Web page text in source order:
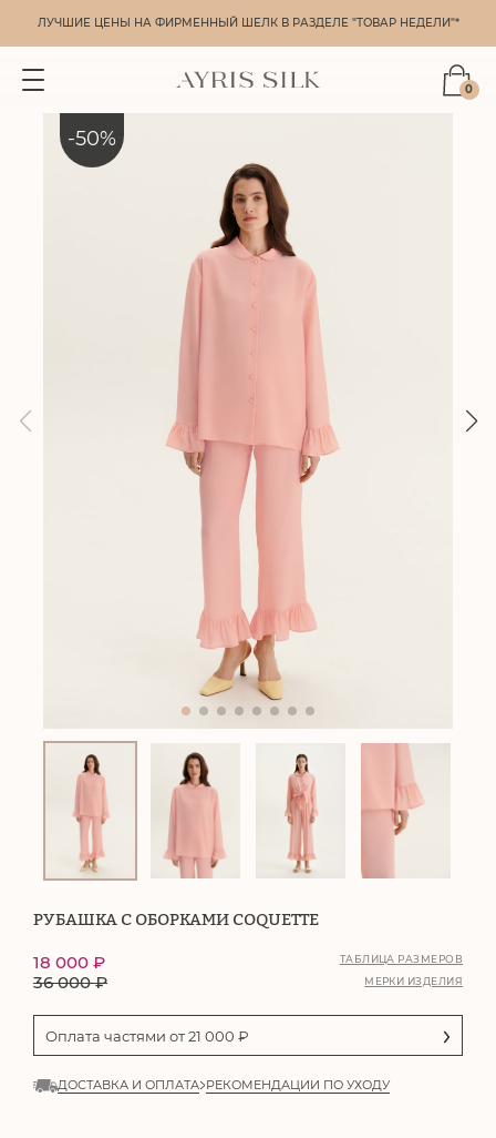
ЛУЧШИЕ ЦЕНЫ НА ФИРМЕННЫЙ ШЕЛК В РАЗДЕЛЕ "ТОВАР НЕДЕЛИ"*
0
-50%
РУБАШКА С ОБОРКАМИ COQUETTE
36 000₽
18 000 ₽
ТАБЛИЦА РАЗМЕРОВ
МЕРКИ ИЗДЕЛИЯ
Оплата частями от21 000 ₽
ДОСТАВКА И ОПЛАТА РЕКОМЕНДАЦИИ ПО УХОДУ